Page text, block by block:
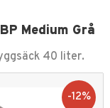
Medium Grå
40 liter.
12%